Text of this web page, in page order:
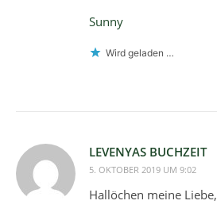
Sunny
Wird geladen …
LEVENYAS BUCHZEIT
5. OKTOBER 2019 UM 9:02
Hallöchen meine Liebe,